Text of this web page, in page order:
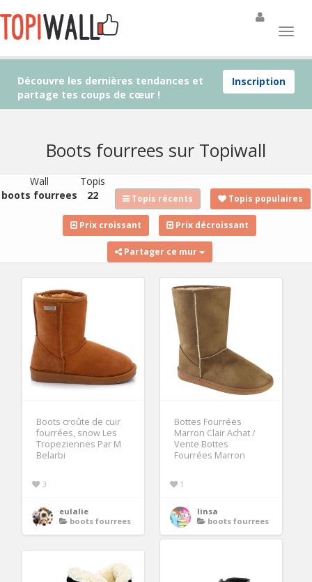
Inscription
Découvre les dernières tendances et
partage tes coups de cœur !
Boots fourrees sur Topiwall
Wall
boots fourrees
Topis
22
Topis récents Topis populaires
Prix croissant Prix décroissant
Partager ce mur
Boots croûte de cuir
fourrées, snow Les
Tropeziennes Par M
Belarbi
3
eulalie
boots fourrees
Bottes Fourrées
Marron Clair Achat /
Vente Bottes
Fourrées Marron
1
linsa
boots fourrees